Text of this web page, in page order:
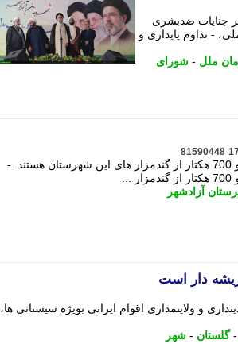
جنایات ضدبشری
- تداوم پایداری و
ملل - شورای
81590448
کشاورزان آزادشهر این روز ها مشغول برداشت گندم از سطح 13 هزار و 700 هکتار از گندمزار های این شهرستان هستند. -
آزادشهر
ریشه دار است
و ولایتمداری اقوام ایرانی بویژه سیستانی ها،
-گلستان - شهر